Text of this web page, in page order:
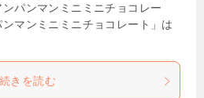
パンマンミニミニチョコレー
マンミニミニチョコレート」は
続きを読む